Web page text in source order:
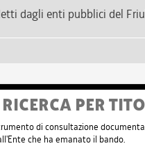
dagli enti pubblici del
PER
di consultazione
che ha emanato il bando.